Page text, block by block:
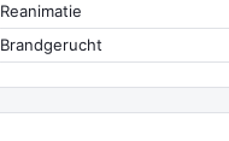
Reanimatie
Brandgerucht